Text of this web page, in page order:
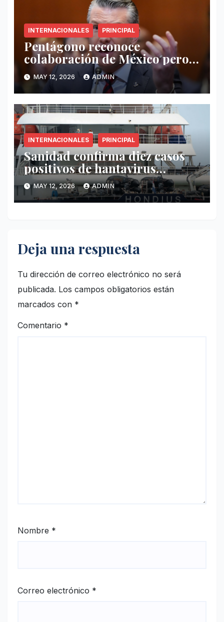
INTERNACIONALES PRINCIPAL
Pentágono reconoce
colaboración de México pero
exige mayor operatividad
antidrogas
MAY 12, 2026 ADMIN
INTERNACIONALES PRINCIPAL
Sanidad confirma diez casos
positivos de hantavirus
vinculados al crucero MV
Hondius
MAY 12, 2026 ADMIN
Deja una respuesta
Tu dirección de correo electrónico no será
publicada. Los campos obligatorios están
marcados con *
Comentario *
Nombre *
Correo electrónico *